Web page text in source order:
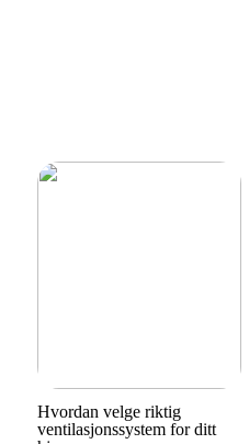
Hvordan velge riktig
ventilasjonssystem for ditt